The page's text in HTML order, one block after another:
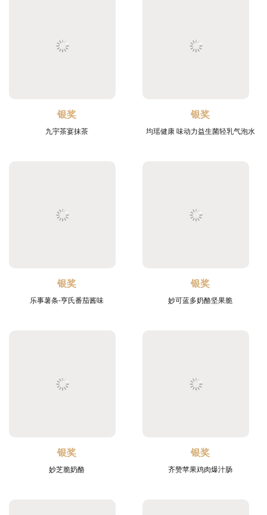
银奖
九宇茶宴抹茶
银奖
均瑶健康 味动力益生菌轻乳气泡水
银奖
乐事薯条-亨氏番茄酱味
银奖
妙可蓝多奶酪坚果脆
银奖
妙芝脆奶酪
银奖
齐赞苹果鸡肉爆汁肠